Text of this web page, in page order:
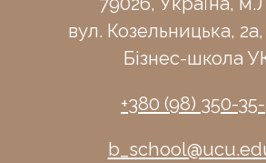
вул. Козельницька, 2а,
Бізнес-школа
+380 (98) 350-